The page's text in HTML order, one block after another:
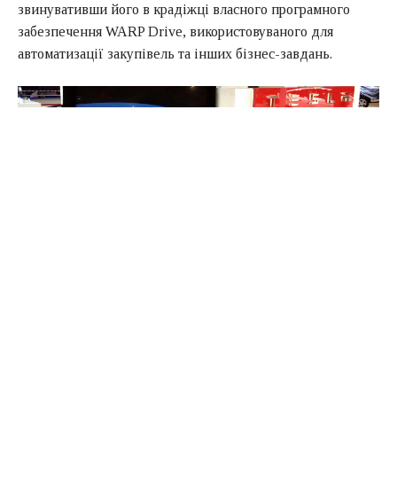
звинувативши його в крадіжці власного програмного
забезпечення WARP Drive, використовуваного для
автоматизації закупівель та інших бізнес-завдань.